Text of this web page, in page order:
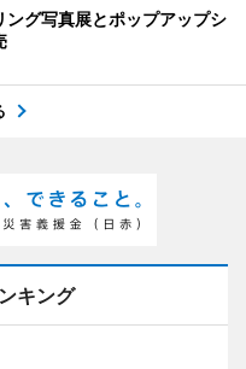
ング写真展とポップアップシ
キング